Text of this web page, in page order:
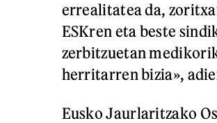
errealitatea da,
ESKren eta beste
zerbitzuetan
herritarren bizia»,
Eusko Jaurlaritzako